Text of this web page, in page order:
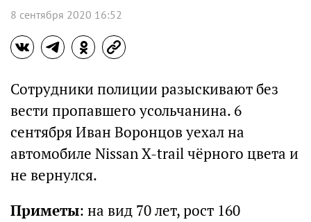
8 сентября 2020 16:52
Сотрудники полиции разыскивают без
вести пропавшего усольчанина. 6
сентября Иван Воронцов уехал на
автомобиле Nissan Х-trail чёрного цвета и
не вернулся.
Приметы: на вид 70 лет, рост 160